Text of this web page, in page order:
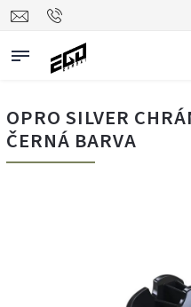
OPRO SILVER
ČERNÁ BARVA